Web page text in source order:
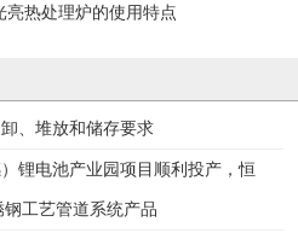
热处理炉的使用特点
、堆放和储存要求
锂电池产业园项目顺利投产，恒
工艺管道系统产品